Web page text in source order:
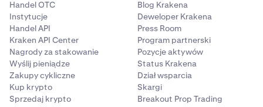
Handel OTC
Instytucje
Handel API
Kraken API Center
Nagrody za stakowanie
Wyślij pieniądze
Zakupy cykliczne
Kup krypto
Sprzedaj krypto
Blog Krakena
Deweloper Krakena
Press Room
Program partnerski
Pozycje aktywów
Status Krakena
Dział wsparcia
Skargi
Breakout Prop Trading